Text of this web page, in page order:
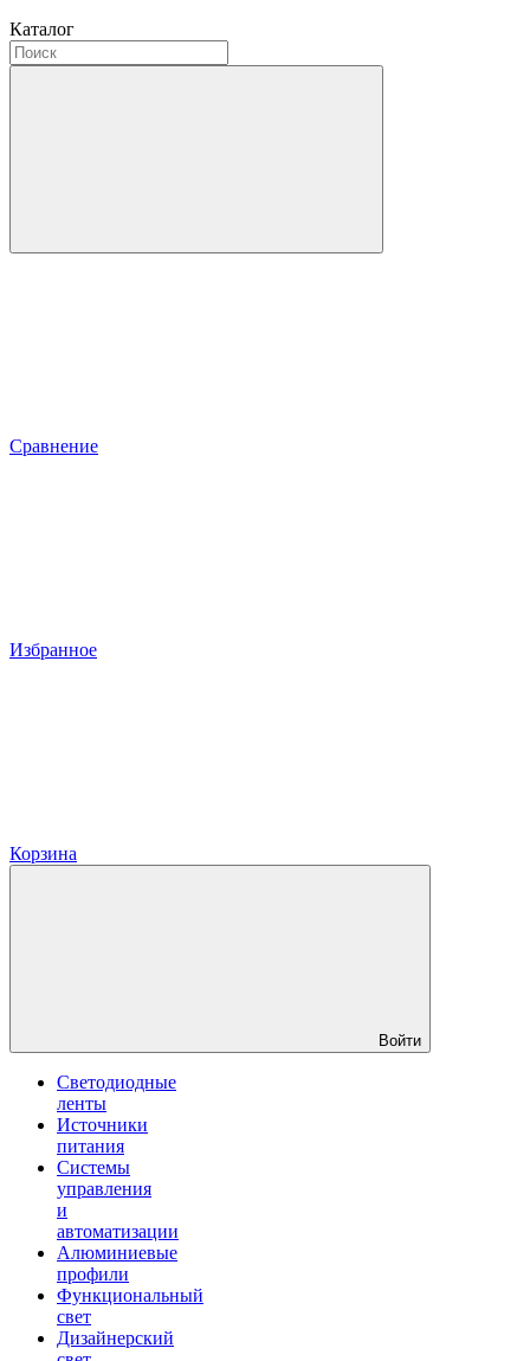
Каталог
Сравнение
Избранное
Корзина
Войти
Светодиодные
ленты
Источники
питания
Системы
управления
и
автоматизации
Алюминиевые
профили
Функциональный
свет
Дизайнерский